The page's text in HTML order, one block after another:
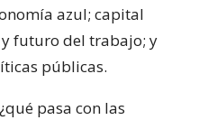
azul; capital
futuro del trabajo; y
públicas.
¿qué pasa con las